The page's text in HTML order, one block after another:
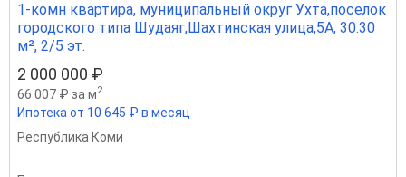
1-комн квартира, муниципальный округ Ухта,поселок
городского типа Шудаяг,Шахтинская улица,5А, 30.30
м², 2/5 эт.
2 000 000 ₽
66 007 ₽ за м2
Ипотека от 10 645 ₽ в месяц
Республика Коми